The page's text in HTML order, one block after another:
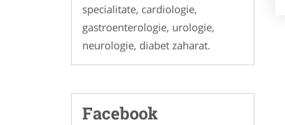
specialitate, cardiologie,
gastroenterologie, urologie,
neurologie, diabet zaharat.
Facebook